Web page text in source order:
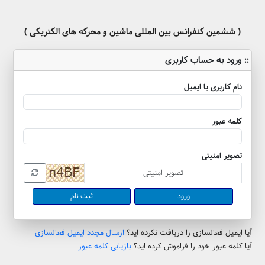
( ششمین کنفرانس بین المللی ماشین و محرکه های الکتریکی )
:: ورود به حساب کاربری
نام کاربری یا ایمیل
کلمه عبور
تصویر امنیتی
ثبت نام
آیا ایمیل فعالسازی را دریافت نکرده اید؟ ارسال مجدد ایمیل فعالسازی
آیا کلمه عبور خود را فراموش کرده اید؟ بازیابی کلمه عبور